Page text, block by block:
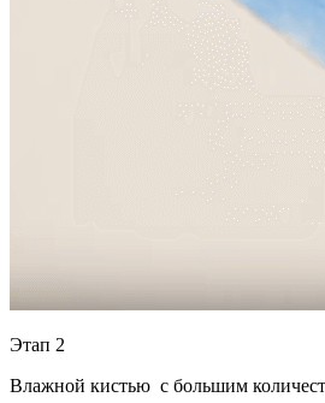
Этап 2
Влажной кистью с большим